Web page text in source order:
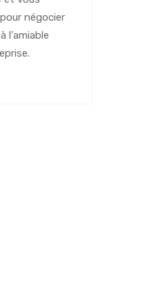
négocier
l'amiable